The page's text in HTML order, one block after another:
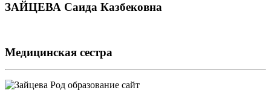
ЗАЙЦЕВА Саида Казбековна
Медицинская сестра